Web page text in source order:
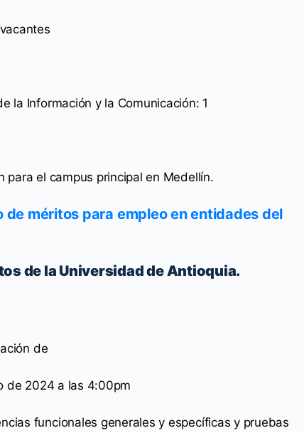
la Información y la Comunicación: 1
para el campus principal en Medellín.
méritos para empleo en entidades del
de la Universidad de Antioquia.
de
de 2024 a las 4:00pm
funcionales generales y específicas y pruebas